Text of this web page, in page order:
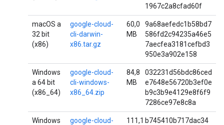
1967c2a8cfad60f
macOS a
32 bit
(x86)
google-cloud-
cli-darwin-
x86.tar.gz
60,0
MB
9a68aefedc1b58bd7
586fd2c94235a46e5
7aecfea3181cefbd3
950e3a902e158
Windows
a 64 bit
(x86_64)
google-cloud-
cli-windows-
x86_64.zip
84,8
MB
032231d56bdc86ced
e7648e56720b3ef0e
b9c3b9e4129e8f6f9
7286ce97e8c8a
Windows
google-cloud-
111,1 b745410b717dac34